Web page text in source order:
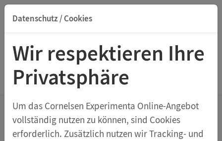
Datenschutz / Cookies
Wir respektieren Ihre
Privatsphäre
Um das Cornelsen Experimenta Online-Angebot
vollständig nutzen zu können, sind Cookies
erforderlich. Zusätzlich nutzen wir Tracking- und
Suche nach Titel, ISBN, Webcode, Stichwort...
Menu Elektrik und Magnetismus
Bandgenerator 100-150kV